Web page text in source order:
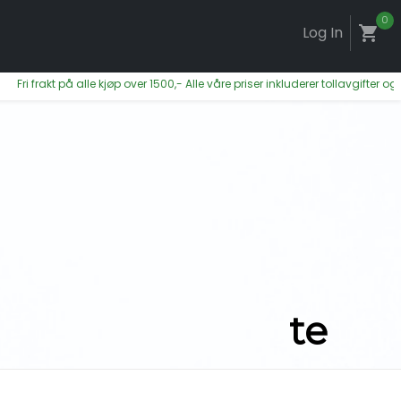
Log In
0
shopping_cart
frakt på alle kjøp over 1500,- Alle våre priser inkluderer tollavgifter og
te